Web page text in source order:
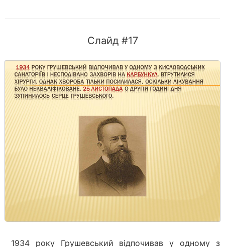
Слайд #17
1934 року Грушевський відпочивав у одному з